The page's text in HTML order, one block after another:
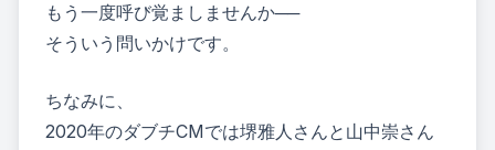
もう一度呼び覚ましませんか──
そういう問いかけです。
ちなみに、
2020年のダブチCMでは堺雅人さんと山中崇さん